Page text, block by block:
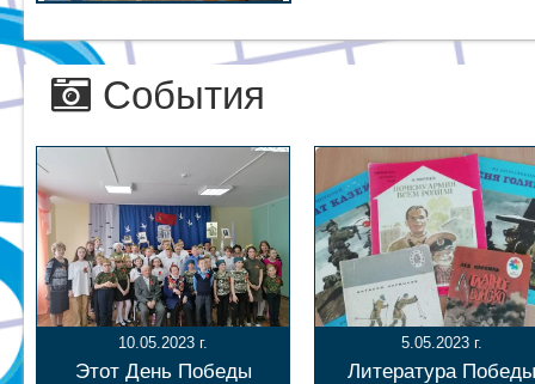
События
10.05.2023 г.
Этот День Победы
5.05.2023 г.
Литература Победы